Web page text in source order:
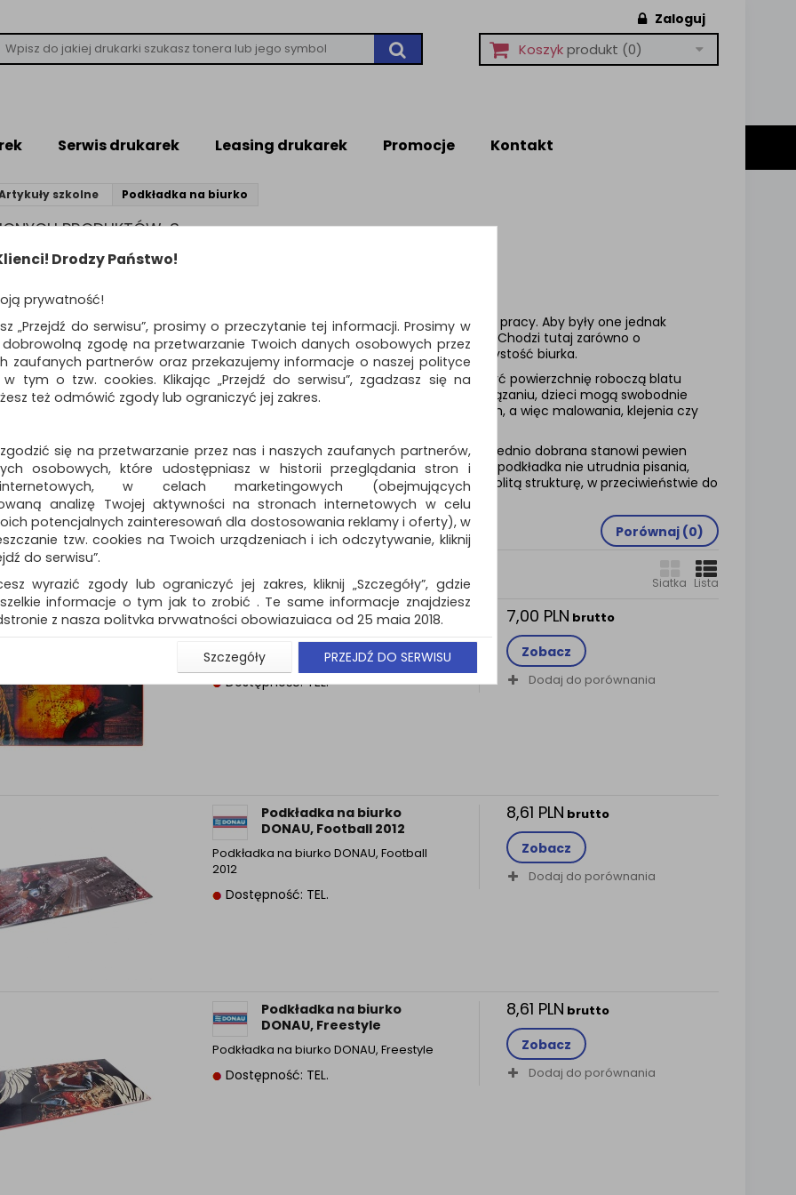
Zaloguj
Koszykprodukt (0)
Serwis drukarek Leasing drukarek Promocje Kontakt
szkolne Podkładka na biurko
PRODUKTÓW: 3
podstawowym i niezwykle ważnym miejscem służącym zarówno do nauki, jak i pracy. Aby były one jednak
i efektowne, konieczne jest zachowanie na biurku odpowiedniego porządku. Chodzi tutaj zarówno o
artykuły biurowe, mające swoje właściwe miejsce, jak również ogólną czystość biurka.
na biurkoto bardzo przydatny produkt, pozwalający skutecznie zabezpieczyć powierzchnię roboczą blatu
zarysowaniami, zabrudzeniami i zalaniem. Dzięki temu jakże prostemu rozwiązaniu, dzieci mogą swobodnie
z biurka, bez obaw o jego uszkodzenie podczas wykonywania prac plastycznych, a więc malowania, klejenia czy
na biurkodostępna jest w różnych wzorach, kolorach i wielkościach. Odpowiednio dobrana stanowi pewien
biurka, będąc jednocześnie niezwykle wytrzymałą i elastyczną. Co ważne- podkładka nie utrudnia pisania,
pomocna, gdy chcemy napisać coś na pojedynczej kartce, gdyż posiada jednolitą strukturę, w przeciwieństwie do
powierzchni biurka.
Porównaj (0)
Siatka Lista
Podkładka na biurko
DONAU, Pirates
Podkładka na biurko DONAU, Pirates
Dostępność: TEL.
7,00 PLN brutto
Zobacz
Dodaj do porównania
Podkładka na biurko
DONAU, Football 2012
Podkładka na biurko DONAU, Football
2012
Dostępność: TEL.
8,61 PLN brutto
Zobacz
Dodaj do porównania
Podkładka na biurko
DONAU, Freestyle
Podkładka na biurko DONAU, Freestyle
Dostępność: TEL.
8,61 PLN brutto
Zobacz
Dodaj do porównania
Drodzy Państwo!
prywatność!
„Przejdź do serwisu”, prosimy o przeczytanie tej informacji. Prosimy w
zgodę na przetwarzanie Twoich danych osobowych przez
zaufanych partnerów oraz przekazujemy informacje o naszej polityce
tym o tzw. cookies. Klikając „Przejdź do serwisu”, zgadzasz się na
też odmówić zgody lub ograniczyć jej zakres.
się na przetwarzanie przez nas i naszych zaufanych partnerów,
osobowych, które udostępniasz w historii przeglądania stron i
w celach marketingowych (obejmujących
analizę Twojej aktywności na stronach internetowych w celu
potencjalnych zainteresowań dla dostosowania reklamy i oferty), w
tzw. cookies na Twoich urządzeniach i ich odczytywanie, kliknij
do serwisu”.
wyrazić zgody lub ograniczyć jej zakres, kliknij „Szczegóły”, gdzie
informacje o tym jak to zrobić . Te same informacje znajdziesz
z naszą polityką prywatności obowiązującą od 25 maja 2018.
użytkowników zalogowanych, aby umożliwić prawidłową realizację
i związane z tym prawidłowe działanie naszej strony www, a w
np. wysłanie potwierdzenia zamówienia na Państwa email lub
Państwu prawidłowych informacji o promocjach czy cenach
ważna jest Państwa wcześniejsza zgoda której udzieliliście podczas
Szczegóły PRZEJDŹ DO SERWISU